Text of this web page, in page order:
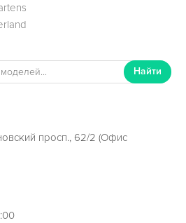
Найти
просп., 62/2 (Офис